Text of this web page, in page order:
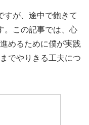
すが、途中で飽きて
。この記事では、心
めるために僕が実践
でやりきる工夫につ